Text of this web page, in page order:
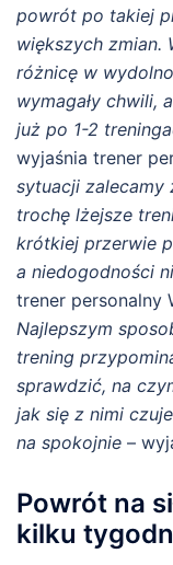
powrót po takiej
większych zmian.
różnicę w
wymagały chwili,
już po 1-2
wyjaśnia trener
sytuacji zalecamy
trochę lżejsze
krótkiej przerwie
a niedogodności
trener personalny
Najlepszym
trening
sprawdzić, na
jak się z nimi
na spokojnie –
Powrót na
kilku